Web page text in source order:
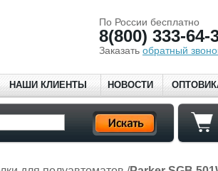
По России бесплатно
8(800) 333-64-
Заказать обратный
НАШИ КЛИЕНТЫ НОВОСТИ